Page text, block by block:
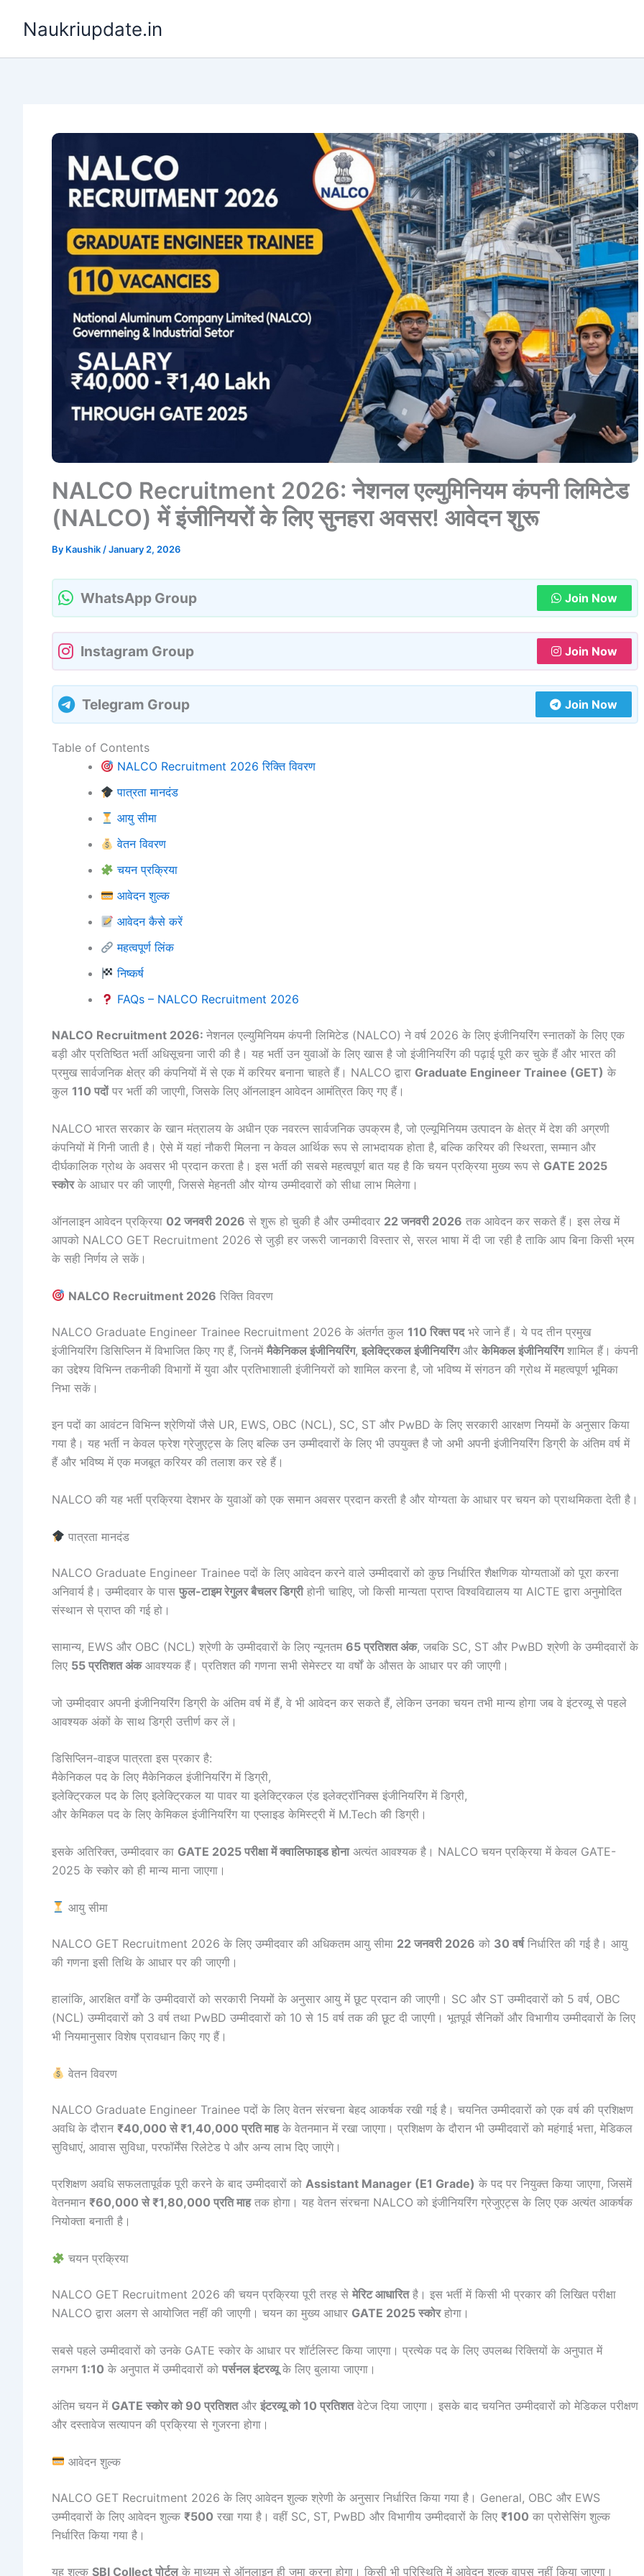
Naukriupdate.in
NALCO Recruitment 2026: नेशनल एल्युमिनियम कंपनी लिमिटेड
(NALCO) में इंजीनियरों के लिए सुनहरा अवसर! आवेदन शुरू
By Kaushik /January 2, 2026
WhatsApp Group Join Now
Instagram Group Join Now
Telegram Group Join Now
Table of Contents
NALCO Recruitment 2026 रिक्ति विवरण
पात्रता मानदंड
आयु सीमा
वेतन विवरण
चयन प्रक्रिया
आवेदन शुल्क
आवेदन कैसे करें
महत्वपूर्ण लिंक
निष्कर्ष
FAQs – NALCO Recruitment 2026
NALCO Recruitment 2026: नेशनल एल्युमिनियम कंपनी लिमिटेड (NALCO) ने वर्ष 2026 के लिए इंजीनियरिंग स्नातकों के लिए एक
बड़ी और प्रतिष्ठित भर्ती अधिसूचना जारी की है। यह भर्ती उन युवाओं के लिए खास है जो इंजीनियरिंग की पढ़ाई पूरी कर चुके हैं और भारत की
प्रमुख सार्वजनिक क्षेत्र की कंपनियों में से एक में करियर बनाना चाहते हैं। NALCO द्वारा Graduate Engineer Trainee (GET) के
कुल 110 पदोंपर भर्ती की जाएगी, जिसके लिए ऑनलाइन आवेदन आमंत्रित किए गए हैं।
NALCO भारत सरकार के खान मंत्रालय के अधीन एक नवरत्न सार्वजनिक उपक्रम है, जो एल्यूमिनियम उत्पादन के क्षेत्र में देश की अग्रणी
कंपनियों में गिनी जाती है। ऐसे में यहां नौकरी मिलना न केवल आर्थिक रूप से लाभदायक होता है, बल्कि करियर की स्थिरता, सम्मान और
दीर्घकालिक ग्रोथ के अवसर भी प्रदान करता है। इस भर्ती की सबसे महत्वपूर्ण बात यह है कि चयन प्रक्रिया मुख्य रूप से GATE 2025
स्कोरके आधार पर की जाएगी, जिससे मेहनती और योग्य उम्मीदवारों को सीधा लाभ मिलेगा।
ऑनलाइन आवेदन प्रक्रिया 02 जनवरी 2026 से शुरू हो चुकी है और उम्मीदवार 22 जनवरी 2026 तक आवेदन कर सकते हैं। इस लेख में
आपको NALCO GET Recruitment 2026 से जुड़ी हर जरूरी जानकारी विस्तार से, सरल भाषा में दी जा रही है ताकि आप बिना किसी भ्रम
के सही निर्णय ले सकें।
NALCO Recruitment 2026 रिक्ति विवरण
NALCO Graduate Engineer Trainee Recruitment 2026 के अंतर्गत कुल 110 रिक्त पदभरे जाने हैं। ये पद तीन प्रमुख
इंजीनियरिंग डिसिप्लिन में विभाजित किए गए हैं, जिनमें मैकेनिकल इंजीनियरिंग, इलेक्ट्रिकल इंजीनियरिंगऔर केमिकल इंजीनियरिंगशामिल हैं। कंपनी
का उद्देश्य विभिन्न तकनीकी विभागों में युवा और प्रतिभाशाली इंजीनियरों को शामिल करना है, जो भविष्य में संगठन की ग्रोथ में महत्वपूर्ण भूमिका
निभा सकें।
इन पदों का आवंटन विभिन्न श्रेणियों जैसे UR, EWS, OBC (NCL), SC, ST और PwBD के लिए सरकारी आरक्षण नियमों के अनुसार किया
गया है। यह भर्ती न केवल फ्रेश ग्रेजुएट्स के लिए बल्कि उन उम्मीदवारों के लिए भी उपयुक्त है जो अभी अपनी इंजीनियरिंग डिग्री के अंतिम वर्ष में
हैं और भविष्य में एक मजबूत करियर की तलाश कर रहे हैं।
NALCO की यह भर्ती प्रक्रिया देशभर के युवाओं को एक समान अवसर प्रदान करती है और योग्यता के आधार पर चयन को प्राथमिकता देती है।
पात्रता मानदंड
NALCO Graduate Engineer Trainee पदों के लिए आवेदन करने वाले उम्मीदवारों को कुछ निर्धारित शैक्षणिक योग्यताओं को पूरा करना
अनिवार्य है। उम्मीदवार के पास फुल-टाइम रेगुलर बैचलर डिग्रीहोनी चाहिए, जो किसी मान्यता प्राप्त विश्वविद्यालय या AICTE द्वारा अनुमोदित
संस्थान से प्राप्त की गई हो।
सामान्य, EWS और OBC (NCL) श्रेणी के उम्मीदवारों के लिए न्यूनतम 65 प्रतिशत अंक, जबकि SC, ST और PwBD श्रेणी के उम्मीदवारों के
लिए 55 प्रतिशत अंकआवश्यक हैं। प्रतिशत की गणना सभी सेमेस्टर या वर्षों के औसत के आधार पर की जाएगी।
जो उम्मीदवार अपनी इंजीनियरिंग डिग्री के अंतिम वर्ष में हैं, वे भी आवेदन कर सकते हैं, लेकिन उनका चयन तभी मान्य होगा जब वे इंटरव्यू से पहले
आवश्यक अंकों के साथ डिग्री उत्तीर्ण कर लें।
डिसिप्लिन-वाइज पात्रता इस प्रकार है:
मैकेनिकल पद के लिए मैकेनिकल इंजीनियरिंग में डिग्री,
इलेक्ट्रिकल पद के लिए इलेक्ट्रिकल या पावर या इलेक्ट्रिकल एंड इलेक्ट्रॉनिक्स इंजीनियरिंग में डिग्री,
और केमिकल पद के लिए केमिकल इंजीनियरिंग या एप्लाइड केमिस्ट्री में M.Tech की डिग्री।
इसके अतिरिक्त, उम्मीदवार का GATE 2025 परीक्षा में क्वालिफाइड होनाअत्यंत आवश्यक है। NALCO चयन प्रक्रिया में केवल GATE-
2025 के स्कोर को ही मान्य माना जाएगा।
आयु सीमा
NALCO GET Recruitment 2026 के लिए उम्मीदवार की अधिकतम आयु सीमा 22 जनवरी 2026 को 30 वर्षनिर्धारित की गई है। आयु
की गणना इसी तिथि के आधार पर की जाएगी।
हालांकि, आरक्षित वर्गों के उम्मीदवारों को सरकारी नियमों के अनुसार आयु में छूट प्रदान की जाएगी। SC और ST उम्मीदवारों को 5 वर्ष, OBC
(NCL) उम्मीदवारों को 3 वर्ष तथा PwBD उम्मीदवारों को 10 से 15 वर्ष तक की छूट दी जाएगी। भूतपूर्व सैनिकों और विभागीय उम्मीदवारों के लिए
भी नियमानुसार विशेष प्रावधान किए गए हैं।
वेतन विवरण
NALCO Graduate Engineer Trainee पदों के लिए वेतन संरचना बेहद आकर्षक रखी गई है। चयनित उम्मीदवारों को एक वर्ष की प्रशिक्षण
अवधि के दौरान ₹40,000 से ₹1,40,000 प्रति माहके वेतनमान में रखा जाएगा। प्रशिक्षण के दौरान भी उम्मीदवारों को महंगाई भत्ता, मेडिकल
सुविधाएं, आवास सुविधा, परफॉर्मेंस रिलेटेड पे और अन्य लाभ दिए जाएंगे।
प्रशिक्षण अवधि सफलतापूर्वक पूरी करने के बाद उम्मीदवारों को Assistant Manager (E1 Grade) के पद पर नियुक्त किया जाएगा, जिसमें
वेतनमान ₹60,000 से ₹1,80,000 प्रति माहतक होगा। यह वेतन संरचना NALCO को इंजीनियरिंग ग्रेजुएट्स के लिए एक अत्यंत आकर्षक
नियोक्ता बनाती है।
चयन प्रक्रिया
NALCO GET Recruitment 2026 की चयन प्रक्रिया पूरी तरह से मेरिट आधारितहै। इस भर्ती में किसी भी प्रकार की लिखित परीक्षा
NALCO द्वारा अलग से आयोजित नहीं की जाएगी। चयन का मुख्य आधार GATE 2025 स्कोरहोगा।
सबसे पहले उम्मीदवारों को उनके GATE स्कोर के आधार पर शॉर्टलिस्ट किया जाएगा। प्रत्येक पद के लिए उपलब्ध रिक्तियों के अनुपात में
लगभग 1:10 के अनुपात में उम्मीदवारों को पर्सनल इंटरव्यूके लिए बुलाया जाएगा।
अंतिम चयन में GATE स्कोर को 90 प्रतिशतऔर इंटरव्यू को 10 प्रतिशतवेटेज दिया जाएगा। इसके बाद चयनित उम्मीदवारों को मेडिकल परीक्षण
और दस्तावेज सत्यापन की प्रक्रिया से गुजरना होगा।
आवेदन शुल्क
NALCO GET Recruitment 2026 के लिए आवेदन शुल्क श्रेणी के अनुसार निर्धारित किया गया है। General, OBC और EWS
उम्मीदवारों के लिए आवेदन शुल्क ₹500 रखा गया है। वहीं SC, ST, PwBD और विभागीय उम्मीदवारों के लिए ₹100 का प्रोसेसिंग शुल्क
निर्धारित किया गया है।
यह शुल्क SBI Collect पोर्टलके माध्यम से ऑनलाइन ही जमा करना होगा। किसी भी परिस्थिति में आवेदन शुल्क वापस नहीं किया जाएगा।